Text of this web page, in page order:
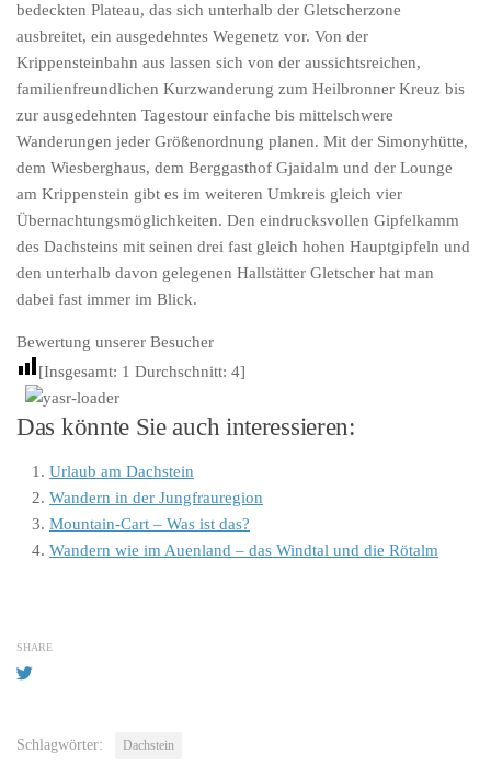
bedeckten Plateau, das sich unterhalb der Gletscherzone
ausbreitet, ein ausgedehntes Wegenetz vor. Von der
Krippensteinbahn aus lassen sich von der aussichtsreichen,
familienfreundlichen Kurzwanderung zum Heilbronner Kreuz bis
zur ausgedehnten Tagestour einfache bis mittelschwere
Wanderungen jeder Größenordnung planen. Mit der Simonyhütte,
dem Wiesberghaus, dem Berggasthof Gjaidalm und der Lounge
am Krippenstein gibt es im weiteren Umkreis gleich vier
Übernachtungsmöglichkeiten. Den eindrucksvollen Gipfelkamm
des Dachsteins mit seinen drei fast gleich hohen Hauptgipfeln und
den unterhalb davon gelegenen Hallstätter Gletscher hat man
dabei fast immer im Blick.
Bewertung unserer Besucher
[Insgesamt: 1 Durchschnitt: 4]
Das könnte Sie auch interessieren:
Urlaub am Dachstein
Wandern in der Jungfrauregion
Mountain-Cart – Was ist das?
Wandern wie im Auenland – das Windtal und die Rötalm
SHARE
Schlagwörter: Dachstein